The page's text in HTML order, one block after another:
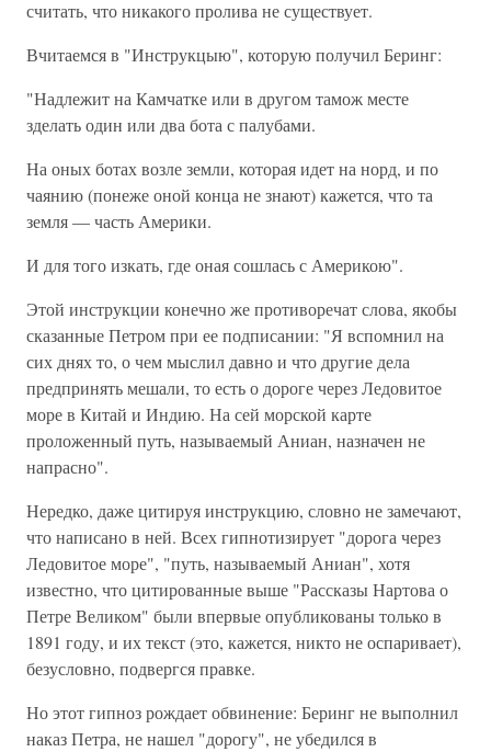
считать, что никакого пролива не существует.
Вчитаемся в "Инструкцыю", которую получил Беринг:
"Надлежит на Камчатке или в другом тамож месте
зделать один или два бота с палубами.
На оных ботах возле земли, которая идет на норд, и по
чаянию (понеже оной конца не знают) кажется, что та
земля — часть Америки.
И для того изкать, где оная сошлась с Америкою".
Этой инструкции конечно же противоречат слова, якобы
сказанные Петром при ее подписании: "Я вспомнил на
сих днях то, о чем мыслил давно и что другие дела
предпринять мешали, то есть о дороге через Ледовитое
море в Китай и Индию. На сей морской карте
проложенный путь, называемый Аниан, назначен не
напрасно".
Нередко, даже цитируя инструкцию, словно не замечают,
что написано в ней. Всех гипнотизирует "дорога через
Ледовитое море", "путь, называемый Аниан", хотя
известно, что цитированные выше "Рассказы Нартова о
Петре Великом" были впервые опубликованы только в
1891 году, и их текст (это, кажется, никто не оспаривает),
безусловно, подвергся правке.
Но этот гипноз рождает обвинение: Беринг не выполнил
наказ Петра, не нашел "дорогу", не убедился в